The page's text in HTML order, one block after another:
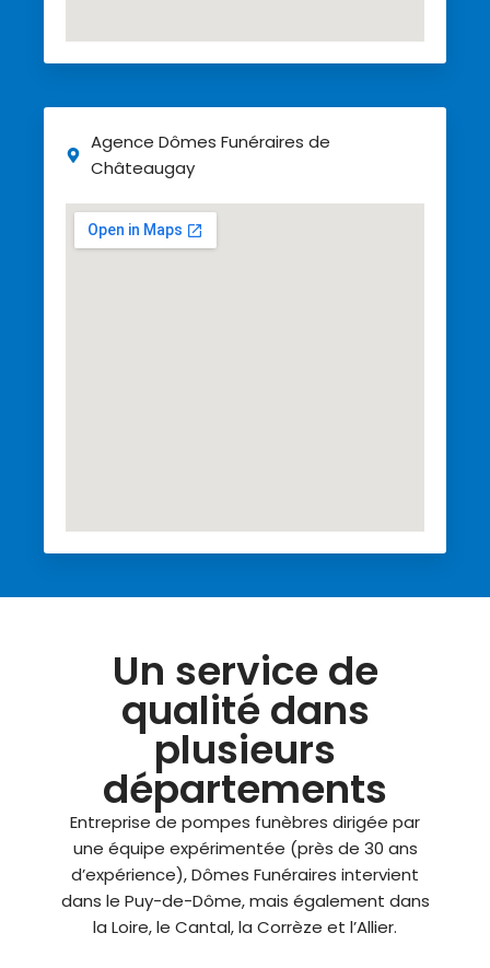
Agence Dômes Funéraires de
Châteaugay
Un service de
qualité dans
plusieurs
départements
Entreprise de pompes funèbres dirigée par
une équipe expérimentée (près de 30 ans
d’expérience),Dômes Funéraires intervient
dans le Puy-de-Dôme, mais également dans
la Loire, le Cantal, la Corrèze et l’Allier.